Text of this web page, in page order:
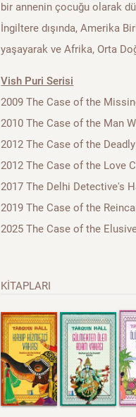
bir annenin çocuğu olarak
İngiltere dışında, Amerika
yaşayarak ve Afrika, Orta
Vish Puri Serisi
2009 The Case of the
2010 The Case of the Man
2012 The Case of the
2012 The Case of the Love
2017 The Delhi Detective's
2019 The Case of the
2025 The Case of the
KİTAPLARI